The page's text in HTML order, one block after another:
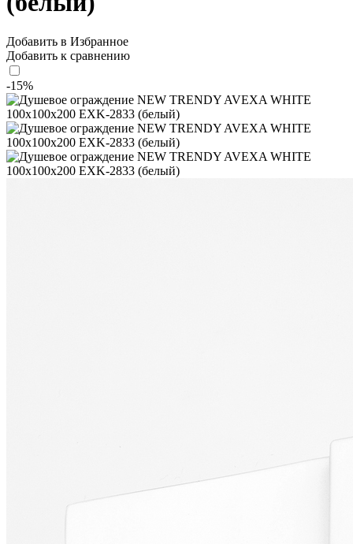
Добавить в Избранное
Добавить к сравнению
-15%